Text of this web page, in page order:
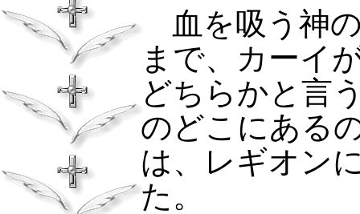
血を吸う神
まで、カーイ
どちらかと言
のどこにある
は、レギオン
た。